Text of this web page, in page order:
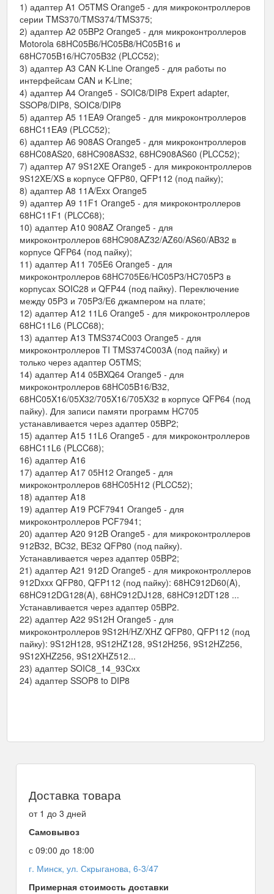
1) адаптер A1 O5TMS Orange5 - для микроконтроллеров
серии TMS370/TMS374/TMS375;
2) адаптер A2 05BP2 Orange5 - для микроконтроллеров
Motorola 68HC05B6/HC05B8/HC05B16 и
68HC705B16/HC705B32 (PLCC52);
3) адаптер A3 CAN K-Line Orange5 - для работы по
интерфейсам CAN и K-Line;
4) адаптер A4 Orange5 - SOIC8/DIP8 Expert adapter,
SSOP8/DIP8, SOIC8/DIP8
5) адаптер A5 11EA9 Orange5 - для микроконтроллеров
68HC11EA9 (PLCC52);
6) адаптер A6 908AS Orange5 - для микроконтроллеров
68HC08AS20, 68HC908AS32, 68HC908AS60 (PLCC52);
7) адаптер A7 9S12XE Orange5 - для микроконтроллеров
9S12XE/XS в корпусе QFP80, QFP112 (под пайку);
8) адаптер A8 11A/Exx Orange5
9) адаптер A9 11F1 Orange5 - для микроконтроллеров
68HC11F1 (PLCC68);
10) адаптер A10 908AZ Orange5 - для
микроконтроллеров 68HC908AZ32/AZ60/AS60/AB32 в
корпусе QFP64 (под пайку);
11) адаптер A11 705E6 Orange5 - для
микроконтроллеров 68HC705E6/HC05P3/HC705P3 в
корпусах SOIC28 и QFP44 (под пайку). Переключение
между 05P3 и 705P3/E6 джампером на плате;
12) адаптер A12 11L6 Orange5 - для микроконтроллеров
68HC11L6 (PLCC68);
13) адаптер A13 TMS374C003 Orange5 - для
микроконтроллеров TI TMS374C003A (под пайку) и
только через адаптер O5TMS;
14) адаптер A14 05BXQ64 Orange5 - для
микроконтроллеров 68HC05B16/B32,
68HC05X16/05X32/705X16/705X32 в корпусе QFP64 (под
пайку). Для записи памяти программ HC705
устанавливается через адаптер 05BP2;
15) адаптер A15 11L6 Orange5 - для микроконтроллеров
68HC11L6 (PLCC68);
16) адаптер A16
17) адаптер A17 05H12 Orange5 - для
микроконтроллеров 68HC05H12 (PLCC52);
18) адаптер A18
19) адаптер A19 PCF7941 Orange5 - для
микроконтроллеров PCF7941;
20) адаптер A20 912B Orange5 - для микроконтроллеров
912B32, BC32, BE32 QFP80 (под пайку).
Устанавливается через адаптер 05BP2;
21) адаптер A21 912D Orange5 - для микроконтроллеров
912Dxxx QFP80, QFP112 (под пайку): 68HC912D60(A),
68HC912DG128(A), 68HC912DJ128, 68HC912DT128 ...
Устанавливается через адаптер 05BP2.
22) адаптер A22 9S12H Orange5 - для
микроконтроллеров 9S12H/HZ/XHZ QFP80, QFP112 (под
пайку): 9S12H128, 9S12HZ128, 9S12H256, 9S12HZ256,
9S12XHZ256, 9S12XHZ512...
23) адаптер SOIC8_14_93Cxx
24) адаптер SSOP8 to DIP8
Доставка товара
от 1 до 3 дней
Самовывоз
с 09:00 до 18:00
г. Минск, ул. Скрыганова, 6-3/47
Примерная стоимость доставки